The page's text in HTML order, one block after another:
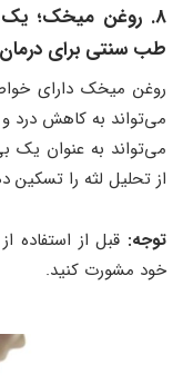
8. روغن میخک؛ یک
طب سنتی برای
روغن میخک دارای
می‌تواند به کاهش درد
می‌تواند به عنوان
از تحلیل لثه را تسکین
توجه: قبل از استفاده
خود مشورت کنید.